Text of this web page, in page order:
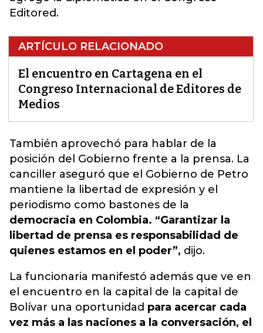
Editored.
ARTÍCULO RELACIONADO
El encuentro en Cartagena en el
Congreso Internacional de Editores de
Medios
También aprovechó para hablar de la
posición del Gobierno frente a la prensa. La
canciller aseguró que el Gobierno de Petro
mantiene la libertad de expresión y el
periodismo como bastones de la
democracia en Colombia. “Garantizar la
libertad de prensa es responsabilidad de
quienes estamos en el poder”, dijo.
La funcionaria manifestó además que ve en
el encuentro en la capital de la capital de
Bolívar una oportunidad para acercar cada
vez más a las naciones a la conversación, el